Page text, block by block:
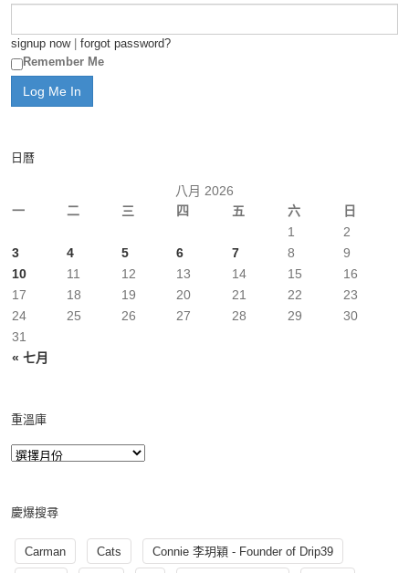
signup now| forgot password?
Remember Me
日曆
八月 2026
一
二 三 四 五 六 日
« 七月
1
2
3
4 5 6 7 8
9
10
11 12 13 14 15
16
17
18 19 20 21 22
23
24
25 26 27 28 29
30
31
重溫庫
慶爆搜尋
Carman Cats Connie 李玥穎 - Founder of Drip39